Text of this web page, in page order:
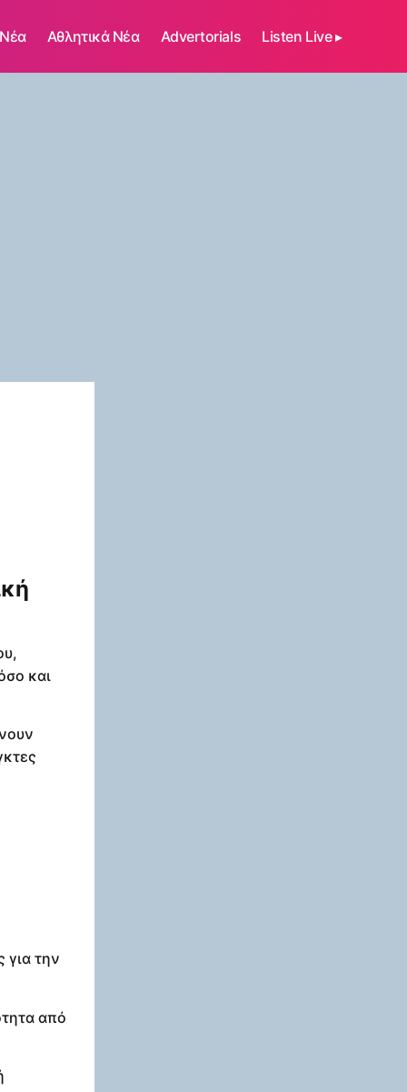
Αθλητικά Νέα Advertorials Listen Live ▸
και
για την
από